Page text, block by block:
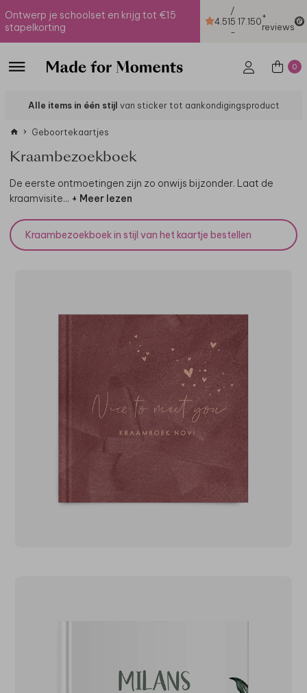
Ontwerp je schoolset en krijg tot €15
stapelkorting
4.51
/
5
-
17.150+
reviews
0
Alle items in één stijl van sticker tot aankondigingsproduct
Geboortekaartjes
Kraambezoekboek
De eerste ontmoetingen zijn zo onwijs bijzonder. Laat de
kraamvisite... + Meer lezen
Kraambezoekboek in stijl van het kaartje bestellen